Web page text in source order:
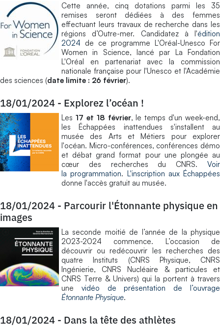
Cette année, cinq dotations parmi les 35
remises seront dédiées à des femmes
effectuant leurs travaux de recherche dans les
régions d’Outre-mer. Candidatez à l'édition
2024 de ce programme L'Oréal-Unesco For
Women in Science, lancé par La Fondation
L'Oréal en partenariat avec la commission
nationale française pour l'Unesco et l'Académie
des sciences (date limite : 26 février).
18/01/2024 - Explorez l’océan !
Les 17 et 18 février, le temps d'un week-end,
les Échappées inattendues s'installent au
musée des Arts et Métiers pour explorer
l'océan. Micro-conférences, conférences démo
et débat grand format pour une plongée au
cœur des recherches du CNRS. Voir
la programmation. L'inscription aux Échappées
donne l'accès gratuit au musée.
18/01/2024 - Parcourir l'Étonnante physique en
images
La seconde moitié de l’année de la physique
2023-2024 commence. L’occasion de
découvrir ou redécouvrir les recherches des
quatre Instituts (CNRS Physique, CNRS
Ingénierie, CNRS Nucléaire & particules et
CNRS Terre & Univers) qui la portent à travers
une vidéo de présentation de l’ouvrage
Étonnante Physique.
18/01/2024 - Dans la tête des athlètes